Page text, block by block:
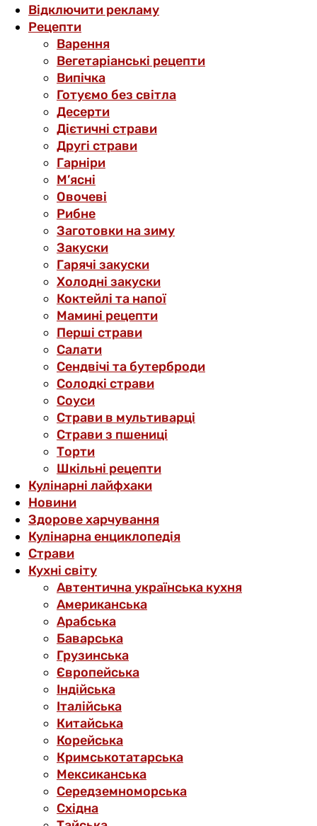
Відключити рекламу
Рецепти
Варення
Вегетаріанські рецепти
Випічка
Готуємо без світла
Десерти
Дієтичні страви
Другі страви
Гарніри
М’ясні
Овочеві
Рибне
Заготовки на зиму
Закуски
Гарячі закуски
Холодні закуски
Коктейлі та напої
Мамині рецепти
Перші страви
Салати
Сендвічі та бутерброди
Солодкі страви
Соуси
Страви в мультиварці
Страви з пшениці
Торти
Шкільні рецепти
Кулінарні лайфхаки
Новини
Здорове харчування
Кулінарна енциклопедія
Страви
Кухні світу
Автентична українська кухня
Американська
Арабська
Баварська
Грузинська
Європейська
Індійська
Італійська
Китайська
Корейська
Кримськотатарська
Мексиканська
Середземноморська
Східна